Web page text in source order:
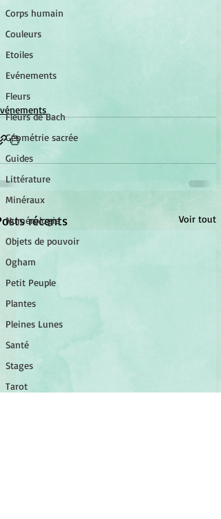
Corps humain
Couleurs
Etoiles
Evénements
Fleurs
Fleurs de Bach
Géométrie sacrée
Guides
Littérature
Minéraux
Numérologie
Objets de pouvoir
Ogham
Petit Peuple
Plantes
Pleines Lunes
Santé
Stages
Tarot
récents Voir tout